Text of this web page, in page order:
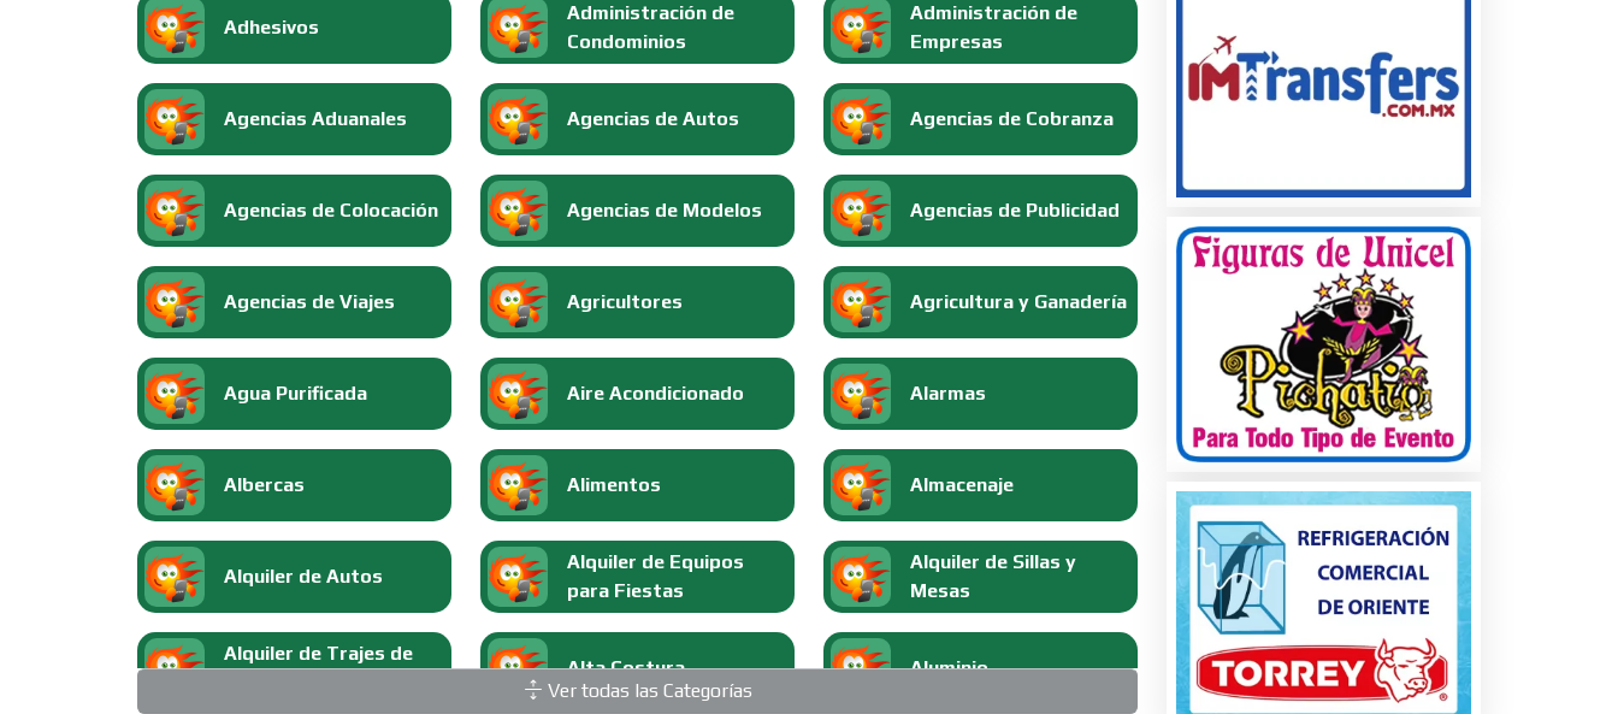
Adhesivos
Administración de
Condominios
Administración de
Empresas
Agencias Aduanales Agencias de Autos Agencias de Cobranza
Agencias de Colocación Agencias de Modelos Agencias de Publicidad
Agencias de Viajes Agricultores Agricultura y Ganadería
Agua Purificada Aire Acondicionado Alarmas
Albercas Alimentos Almacenaje
Alquiler de Autos
Alquiler de Equipos
para Fiestas
Alquiler de Sillas y
Mesas
Alquiler de Trajes de
Alta Costura Aluminio
Ver todas las Categorías